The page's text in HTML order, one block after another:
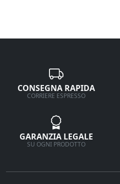
CONSEGNA RAPIDA
CORRIERE ESPRESSO
GARANZIA LEGALE
SU OGNI PRODOTTO